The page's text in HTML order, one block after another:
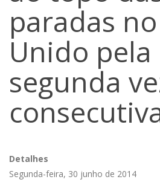
paradas
Unido pela
segunda
Detalhes
Segunda-feira, 30 junho de 2014